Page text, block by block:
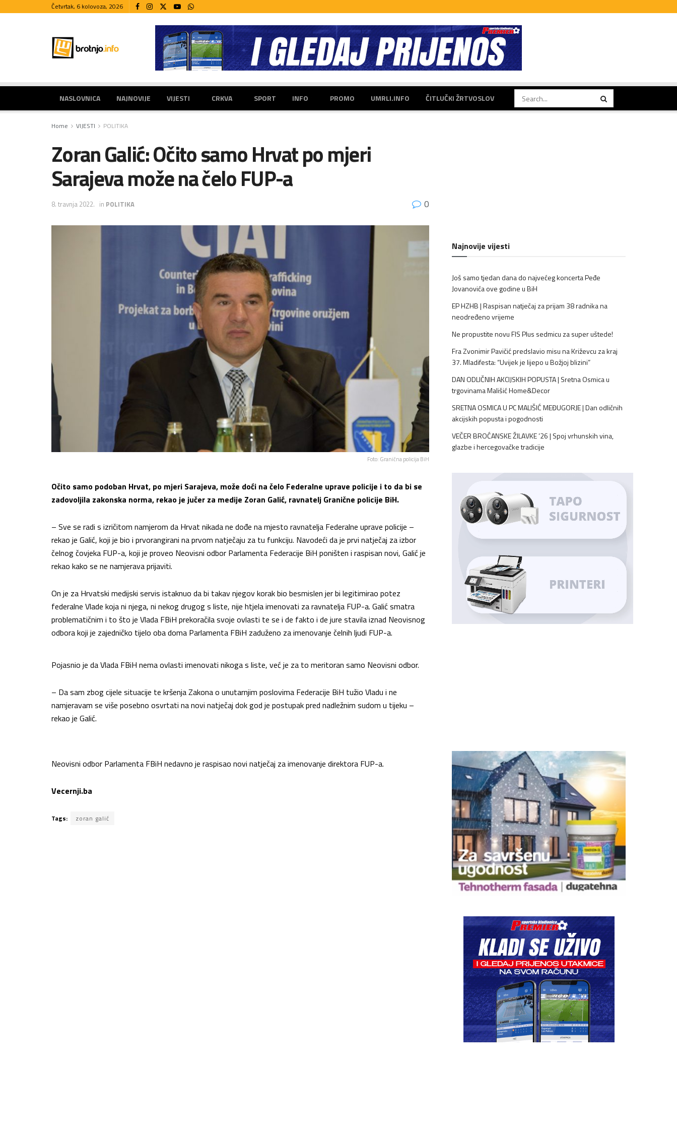
Četvrtak, 6 kolovoza, 2026
NASLOVNICA NAJNOVIJE VIJESTI CRKVA SPORT INFO PROMO UMRLI.INFO ČITLUČKI ŽRTVOSLOV
Home VIJESTI POLITIKA
Zoran Galić: Očito samo Hrvat po mjeri
Sarajeva može na čelo FUP-a
8. travnja 2022. in POLITIKA 0
Foto: Granična policija BiH
Očito samo podoban Hrvat, po mjeri Sarajeva, može doći na čelo Federalne uprave policije i to da bi se
zadovoljila zakonska norma, rekao je jučer za medije Zoran Galić, ravnatelj Granične policije BiH.
– Sve se radi s izričitom namjerom da Hrvat nikada ne dođe na mjesto ravnatelja Federalne uprave policije –
rekao je Galić, koji je bio i prvorangirani na prvom natječaju za tu funkciju. Navodeći da je prvi natječaj za izbor
čelnog čovjeka FUP-a, koji je proveo Neovisni odbor Parlamenta Federacije BiH poništen i raspisan novi, Galić je
rekao kako se ne namjerava prijaviti.
On je za Hrvatski medijski servis istaknuo da bi takav njegov korak bio besmislen jer bi legitimirao potez
federalne Vlade koja ni njega, ni nekog drugog s liste, nije htjela imenovati za ravnatelja FUP-a. Galić smatra
problematičnim i to što je Vlada FBiH prekoračila svoje ovlasti te se i de fakto i de jure stavila iznad Neovisnog
odbora koji je zajedničko tijelo oba doma Parlamenta FBiH zaduženo za imenovanje čelnih ljudi FUP-a.
Pojasnio je da Vlada FBiH nema ovlasti imenovati nikoga s liste, već je za to meritoran samo Neovisni odbor.
– Da sam zbog cijele situacije te kršenja Zakona o unutarnjim poslovima Federacije BiH tužio Vladu i ne
namjeravam se više posebno osvrtati na novi natječaj dok god je postupak pred nadležnim sudom u tijeku –
rekao je Galić.
Neovisni odbor Parlamenta FBiH nedavno je raspisao novi natječaj za imenovanje direktora FUP-a.
Vecernji.ba
Tags: zoran galić
Najnovije vijesti
Još samo tjedan dana do najvećeg koncerta Peđe
Jovanovića ove godine u BiH
EP HZHB | Raspisan natječaj za prijam 38 radnika na
neodređeno vrijeme
Ne propustite novu FIS Plus sedmicu za super uštede!
Fra Zvonimir Pavičić predslavio misu na Križevcu za kraj
37. Mladifesta: “Uvijek je lijepo u Božjoj blizini”
DAN ODLIČNIH AKCIJSKIH POPUSTA | Sretna Osmica u
trgovinama Mališić Home&Decor
SRETNA OSMICA U PC MALIŠIĆ MEĐUGORJE | Dan odličnih
akcijskih popusta i pogodnosti
VEČER BROĆANSKE ŽILAVKE ’26 | Spoj vrhunskih vina,
glazbe i hercegovačke tradicije